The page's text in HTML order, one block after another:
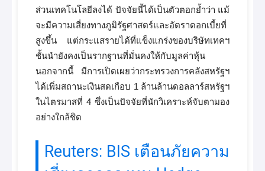
ส่วนเทคโนโลยีลงได้ ปัจจัยนี้ได้เป็นตัวตอกย้ำว่า แม้
จะมีความเสี่ยงทางภูมิรัฐศาสตร์และอัตราดอกเบี้ยที่
สูงขึ้น แต่กระแสรายได้ที่แข็งแกร่งของบริษัทเทคฯ
ชั้นนำยังคงเป็นรากฐานที่มั่นคงให้กับมูลค่าหุ้น
นอกจากนี้ มีการเปิดเผยว่ากระทรวงการคลังสหรัฐฯ
ได้เพิ่มสถานะเงินสดเกือบ 1 ล้านล้านดอลลาร์สหรัฐฯ
ในไตรมาสที่ 4 ซึ่งเป็นปัจจัยที่นักวิเคราะห์จับตามอง
อย่างใกล้ชิด
Reuters: BIS เตือนภัยความ